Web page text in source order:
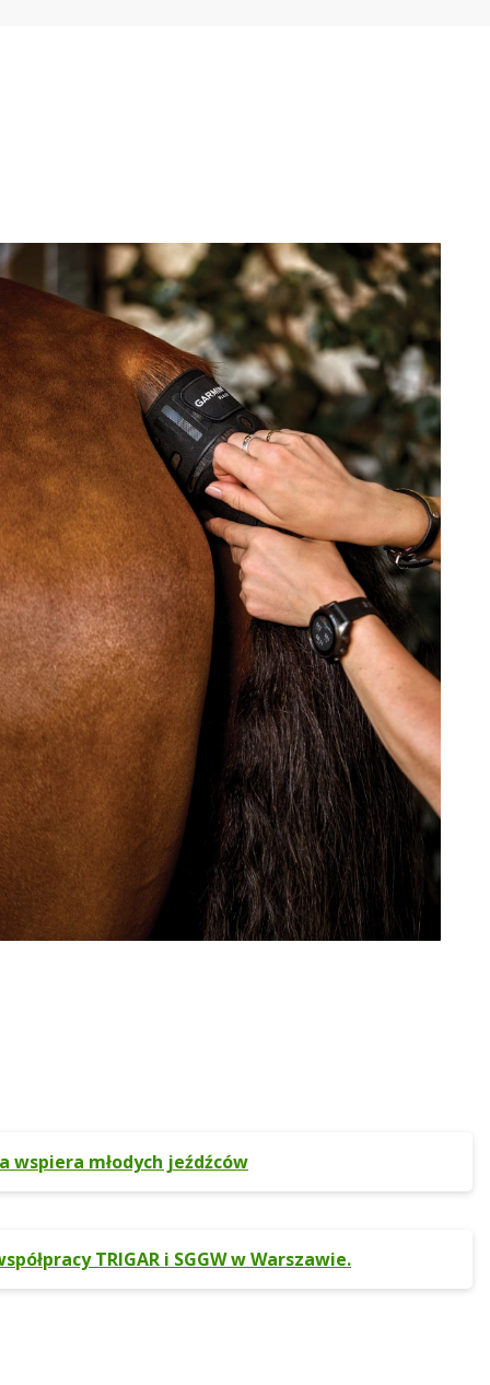
młodych jeźdźców
TRIGAR i SGGW w Warszawie.